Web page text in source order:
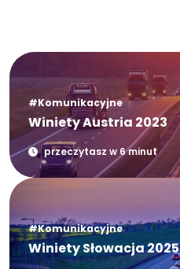
#Komunikacyjne
Winiety Austria 2023
przeczytasz w 6 minut
#Komunikacyjne
Winiety Słowacja 2025